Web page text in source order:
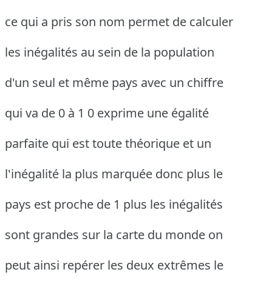
ce qui a pris son nom permet de calculer
les inégalités au sein de la population
d'un seul et même pays avec un chiffre
qui va de 0 à 1 0 exprime une égalité
parfaite qui est toute théorique et un
l'inégalité la plus marquée donc plus le
pays est proche de 1 plus les inégalités
sont grandes sur la carte du monde on
peut ainsi repérer les deux extrêmes le